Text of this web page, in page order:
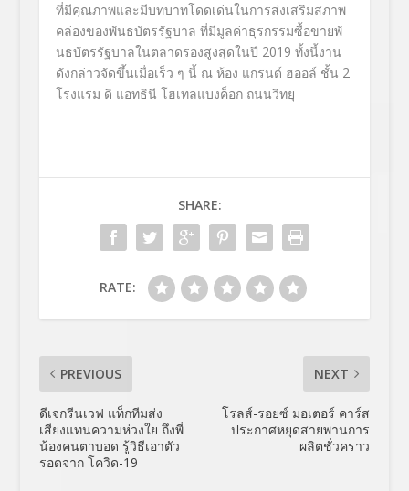
ที่มีคุณภาพและมีบทบาทโดดเด่นในการส่งเสริมสภาพ
คล่องของพันธบัตรรัฐบาล ที่มีมูลค่าธุรกรรมซื้อขายพั
นธบัตรรัฐบาลในตลาดรองสูงสุดในปี 201 9 ทั้งนี้งาน
ดังกล่าวจัดขึ้นเมื่อเร็ว ๆ นี้ ณ ห้อง แกรนด์ ฮออล์ ชั้น 2
โรงแรม ดิ แอทธินี โฮเทลแบงค็อก ถนนวิทยุ
SHARE:
RATE:
PREVIOUS
ดีเจกรีนเวฟ แท็กทีมส่ง
เสียงแทนความห่วงใย ถึงพี่
น้องคนตาบอด รู้วิธีเอาตัว
รอดจาก โควิด-19
NEXT
โรลส์-รอยซ์ มอเตอร์ คาร์ส
ประกาศหยุดสายพานการ
ผลิตชั่วคราว